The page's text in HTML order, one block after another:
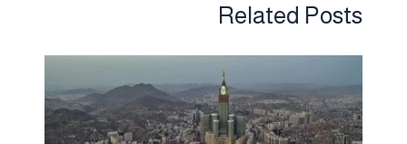
Related Posts